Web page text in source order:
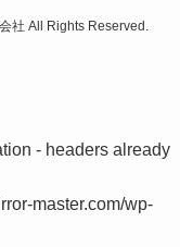
社 All Rights Reserved.
- headers already
master.com/wp-